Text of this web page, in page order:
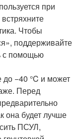
при
Чтобы
поддерживайте
с помощью
−40 °C и может
Перед
она будет лучше
ПСУЛ,